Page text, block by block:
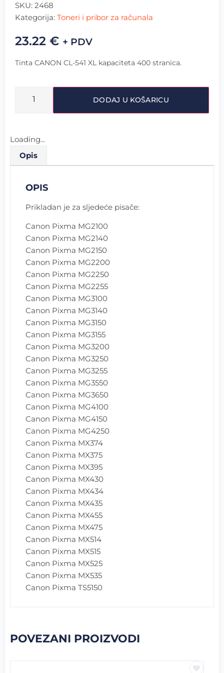
SKU: 2468
Kategorija: Toneri i pribor za računala
23.22 € + PDV
Tinta CANON CL-541 XL kapaciteta 400 stranica.
DODAJ U KOŠARICU
Loading...
Opis
OPIS
Prikladan je za sljedeće pisače:
Canon Pixma MG2100
Canon Pixma MG2140
Canon Pixma MG2150
Canon Pixma MG2200
Canon Pixma MG2250
Canon Pixma MG2255
Canon Pixma MG3100
Canon Pixma MG3140
Canon Pixma MG3150
Canon Pixma MG3155
Canon Pixma MG3200
Canon Pixma MG3250
Canon Pixma MG3255
Canon Pixma MG3550
Canon Pixma MG3650
Canon Pixma MG4100
Canon Pixma MG4150
Canon Pixma MG4250
Canon Pixma MX374
Canon Pixma MX375
Canon Pixma MX395
Canon Pixma MX430
Canon Pixma MX434
Canon Pixma MX435
Canon Pixma MX455
Canon Pixma MX475
Canon Pixma MX514
Canon Pixma MX515
Canon Pixma MX525
Canon Pixma MX535
Canon Pixma TS5150
POVEZANI PROIZVODI